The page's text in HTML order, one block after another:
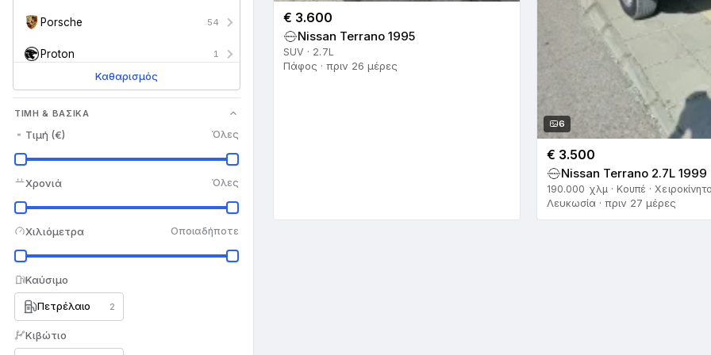
Porsche 54
Proton 1
Rolls Royce
Seat 27
Skoda 17
SsangYong
Subaru
Suzuki
Καθαρισμός
ΤΙΜΉ & ΒΑΣΙΚΆ
Τιμή (€) Όλες
Χρονιά Όλες
Χιλιόμετρα Οποιαδήποτε
Καύσιμο
Πετρέλαιο 2
Κιβώτιο
€ 3.600
Nissan Terrano 1995
SUV · 2.7L
Πάφος · πριν 26 μέρες
6
€ 3.500
Nissan Terrano 2.7L 1999
190.000 χλμ · Κουπέ ·
Λευκωσία · πριν 27 μέρες